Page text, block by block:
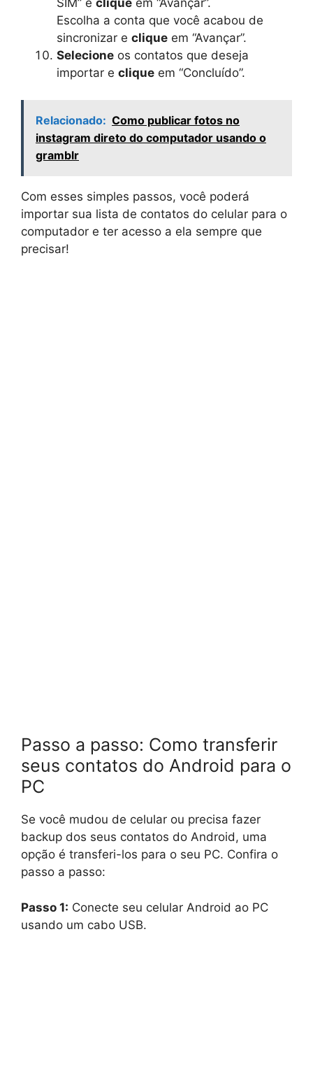
SIM” e clique em “Avançar”.
Escolha a conta que você acabou de
sincronizar e clique em “Avançar”.
Selecione os contatos que deseja
importar e clique em “Concluído”.
Relacionado: Como publicar fotos no
instagram direto do computador usando o
gramblr
Com esses simples passos, você poderá
importar sua lista de contatos do celular para o
computador e ter acesso a ela sempre que
precisar!
Passo a passo: Como transferir
seus contatos do Android para o
PC
Se você mudou de celular ou precisa fazer
backup dos seus contatos do Android, uma
opção é transferi-los para o seu PC. Confira o
passo a passo:
Passo 1: Conecte seu celular Android ao PC
usando um cabo USB.